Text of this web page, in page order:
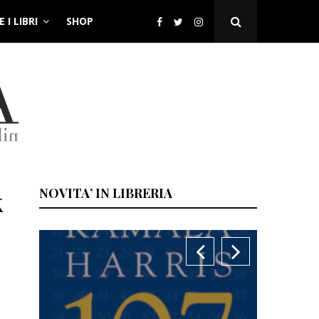
I LIBRI SHOP
Open
Search
NOVITA’ IN LIBRERIA